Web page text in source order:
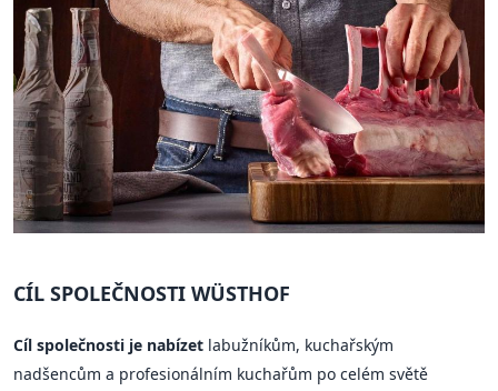
CÍL SPOLEČNOSTI WÜSTHOF
Cíl společnosti je nabízet labužníkům, kuchařským
nadšencům a profesionálním kuchařům po celém světě